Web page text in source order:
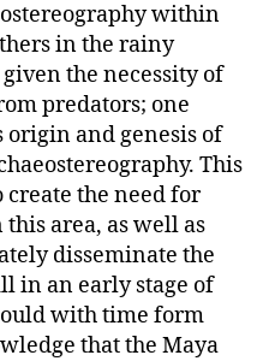
within
in the rainy
the necessity of
predators; one
origin and genesis of
This
the need for
area, as well as
disseminate the
in an early stage of
with time form
that the Maya